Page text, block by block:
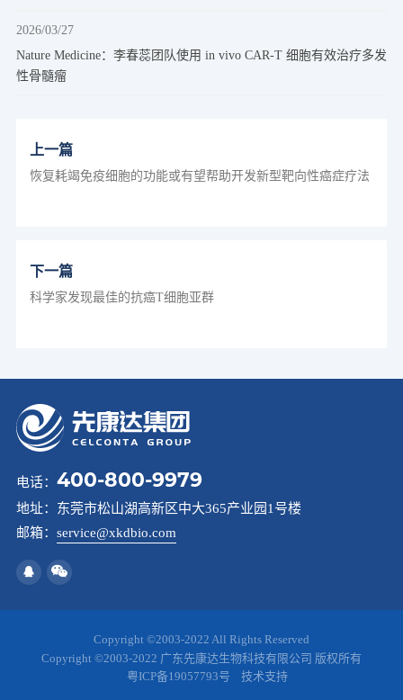
2026/03/27
Nature Medicine：李春蕊团队使用 in vivo CAR-T 细胞有效治疗多发
性骨髓瘤
上一篇
恢复耗竭免疫细胞的功能或有望帮助开发新型靶向性癌症疗法
下一篇
科学家发现最佳的抗癌T细胞亚群
电话： 400-800-9979
地址： 东莞市松山湖高新区中大365产业园1号楼
邮箱： service@xkdbio.com
Copyright ©2003-2022 All Rights Reserved
Copyright ©2003-2022 广东先康达生物科技有限公司 版权所有
粤ICP备19057793号
技术支持